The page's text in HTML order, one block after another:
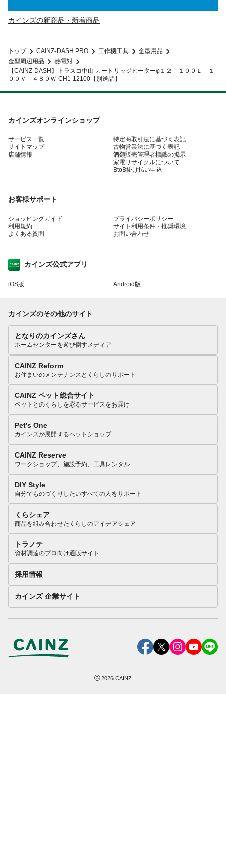
カインズの新商品・新着商品
トップ CAINZ-DASH PRO 工作機工具
金型用品
金型周辺用品
熱電対
【CAINZ-DASH】トラスコ中山 カートリッジヒーターφ１２ １００Ｌ １
００Ｖ ４８０Ｗ CH1-12100【別送品】
カインズオンラインショップ
サービス一覧
サイトマップ
店舗情報
特定商取引法に基づく表記
古物営業法に基づく表記
酒類販売管理者標識の掲示
家電リサイクルについて
BtoB掛け払い申込
お客様サポート
ショッピングガイド
利用規約
よくある質問
プライバシーポリシー
サイト利用条件・推奨環境
お問い合わせ
カインズ公式アプリ
iOS版 Android版
カインズのその他のサイト
となりのカインズさん
ホームセンターを遊び倒すメディア
CAINZ Reform
お住まいのメンテナンスとくらしのサポート
CAINZ ペット総合サイト
ペットとのくらしを彩るサービスをお届け
Pet’s One
カインズが展開するペットショップ
CAINZ Reserve
ワークショップ、施設予約、工具レンタル
DIY Style
自分でものづくりしたいすべての人をサポート
くらシェア
商品を組み合わせたくらしのアイデアシェア
トラノテ
資材調達のプロ向け通販サイト
採用情報
カインズ 企業サイト
©2026 CAINZ